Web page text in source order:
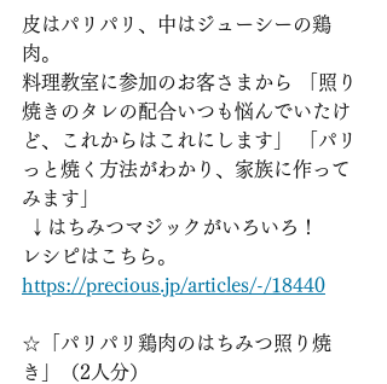
皮はパリパリ、中はジューシーの鶏
肉。
料理教室に参加のお客さまから 「照り
焼きのタレの配合いつも悩んでいたけ
ど、これからはこれにします」 「パリ
っと焼く方法がわかり、家族に作って
みます」
↓はちみつマジックがいろいろ！
レシピはこちら。
https://precious.jp/articles/-/18440
☆「パリパリ鶏肉のはちみつ照り焼
き」（2人分）